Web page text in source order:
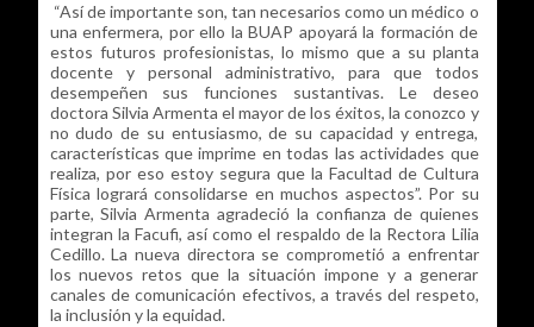
“Así de importante son, tan necesarios como un médico o
una enfermera, por ello la BUAP apoyará la formación de
estos futuros profesionistas, lo mismo que a su planta
docente y personal administrativo, para que todos
desempeñen sus funciones sustantivas. Le deseo
doctora Silvia Armenta el mayor de los éxitos, la conozco y
no dudo de su entusiasmo, de su capacidad y entrega,
características que imprime en todas las actividades que
realiza, por eso estoy segura que la Facultad de Cultura
Física logrará consolidarse en muchos aspectos”. Por su
parte, Silvia Armenta agradeció la confianza de quienes
integran la Facufi, así como el respaldo de la Rectora Lilia
Cedillo. La nueva directora se comprometió a enfrentar
los nuevos retos que la situación impone y a generar
canales de comunicación efectivos, a través del respeto,
la inclusión y la equidad.